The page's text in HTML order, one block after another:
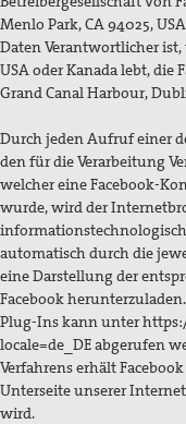
Menlo Park, CA 94025,
Daten Verantwortlicher
USA oder Kanada lebt, die
Grand Canal Harbour,
Durch jeden Aufruf einer
den für die Verarbeitung
welcher eine Facebook-
wurde, wird der
automatisch durch die
eine Darstellung der
Facebook
Plug-Ins kann unter
locale=de_DE abgerufen
Verfahrens erhält
Unterseite unserer
wird.